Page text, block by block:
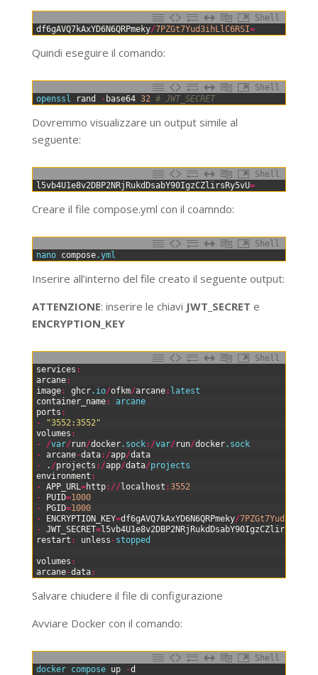
Shell
df6gAVQ7kAxYD6N6QRPmeky/7PZGt7Yud3ihLlC6RSI=
Quindi eseguire il comando:
Shell
openssl rand - base64 32 # JWT_SECRET
Dovremmo visualizzare un output simile al
seguente:
Shell
l5vb4U1e8v2DBP2NRjRukdDsabY90IgzCZlirsRy5vU=
Creare il file compose.yml con il coamndo:
Shell
nano compose.yml
Inserire all’interno del file creato il seguente output:
ATTENZIONE: inserire le chiavi JWT_SECRET e
ENCRYPTION_KEY
Shell
services :
arcane:
image: ghcr.io/ofkm/arcane: latest
container_name:
arcane
ports :
-
"3552:3552"
volumes :
-
/var/ run/docker.sock: /var/ run/docker.sock
- arcane-data: /app/data
-
. /projects : /app/data/projects
environment :
- APP_URL=http: // localhost :3552
-
PUID=1000
-
PGID=1000
-
ENCRYPTION_KEY=df6gAVQ7kAxYD6N6QRPmeky/
- JWT_SECRET=l5vb4U1e8v2DBP2NRjRukdDsabY90IgzCZlirsRy5vU
restart : unless -stopped
volumes :
arcane-data:
Salvare chiudere il file di configurazione
Avviare Docker con il comando:
Shell
docker compose up -d